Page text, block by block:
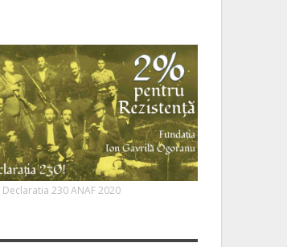
Declaratia 230 ANAF 2020